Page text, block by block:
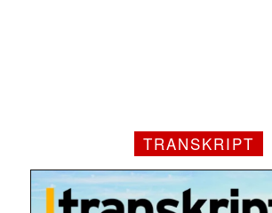
TRANSKRIPT